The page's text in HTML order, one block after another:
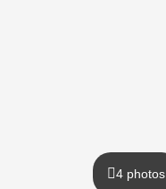
4 photos